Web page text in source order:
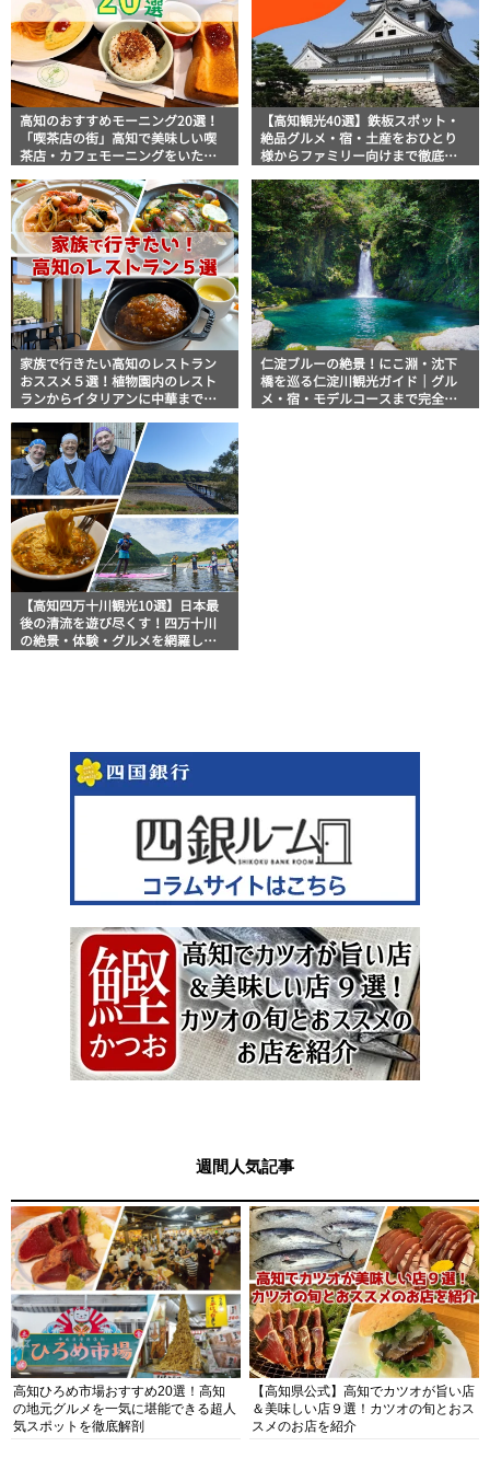
高知のおすすめモーニング20選！
「喫茶店の街」高知で美味しい喫
茶店・カフェモーニングをいただ
【高知観光40選】鉄板スポット・
絶品グルメ・宿・土産をおひとり
様からファミリー向けまで徹底解
家族で行きたい高知のレストラン
おススメ５選！植物園内のレスト
ランからイタリアンに中華まで楽
仁淀ブルーの絶景！にこ淵・沈下
橋を巡る仁淀川観光ガイド｜グル
メ・宿・モデルコースまで完全網
【高知四万十川観光10選】日本最
後の清流を遊び尽くす！四万十川
の絶景・体験・グルメを網羅した
週間人気記事
高知ひろめ市場おすすめ20選！高知
の地元グルメを一気に堪能できる超人
気スポットを徹底解剖
【高知県公式】高知でカツオが旨い店
＆美味しい店９選！カツオの旬とおス
スメのお店を紹介